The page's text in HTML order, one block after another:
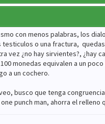
con menos palabras, los
o una fractura,
vez ¿no hay sirvientes?, ¿hay
monedas equivalen a un
a un cochero.
busco que tenga
punch man, ahorra el